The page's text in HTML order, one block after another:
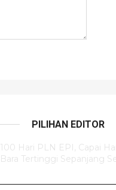
PILIHAN EDITOR
100 Hari PLN EPI, Capai
Bara Tertinggi Sepanjang